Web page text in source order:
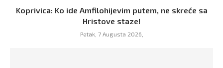
Koprivica: Ko ide Amfilohijevim putem, ne skreće sa
Hristove staze!
Petak, 7 Augusta 2026,